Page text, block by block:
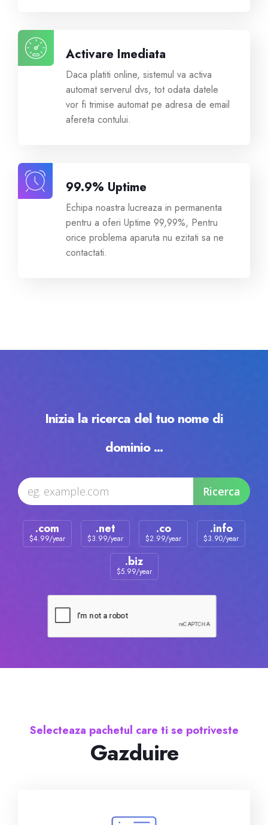
WebHosting
Reseller Web Hosting
Servere VDS VPS
Counter Strike 1.6
Counter Strike Go
Servere Dedicate
Aplicatii Mobil
Website Builder
Website Backup
Activare Imediata
Daca platiti online, sistemul va activa
automat serverul dvs, tot odata datele
vor fi trimise automat pe adresa de email
afereta contului.
99.9% Uptime
Echipa noastra lucreaza in permanenta
pentru a oferi Uptime 99,99%, Pentru
orice problema aparuta nu ezitati sa ne
contactati.
Inizia la ricerca del tuo nome di
dominio ...
.com
$4.99/year
.net
$3.99/year
.co
$2.99/year
.info
$3.90/year
.biz
$5.99/year
Selecteaza pachetul care ti se potriveste
Gazduire